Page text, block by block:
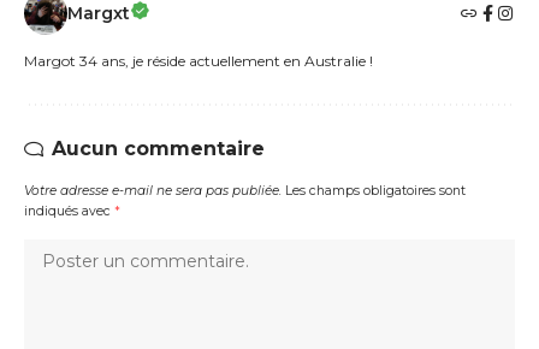
Margxt
Margot 34 ans, je réside actuellement en Australie !
Aucun commentaire
Votre adresse e-mail ne sera pas publiée. Les champs obligatoires sont
indiqués avec *